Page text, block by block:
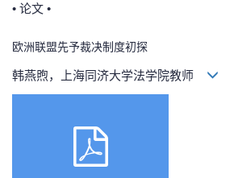
• 论文 •
欧洲联盟先予裁决制度初探
韩燕煦，上海同济大学法学院教师